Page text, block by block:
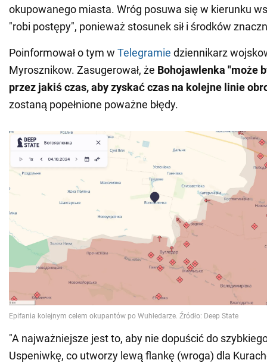
okupowanego miasta. Wróg posuwa się w kierunku
"robi postępy", ponieważ stosunek sił i środków
Poinformował o tym w Telegramie dziennikarz
Myrosznikow. Zasugerował, że Bohojawlenka "może
przez jakiś czas, aby zyskać czas na kolejne linie
zostaną popełnione poważne błędy.
"A najważniejsze jest to, aby nie dopuścić do
Uspeniwkę, co utworzy lewą flankę (wroga) dla